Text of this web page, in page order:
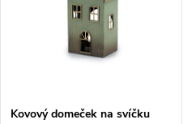
s
Kovový domeček na svíčku